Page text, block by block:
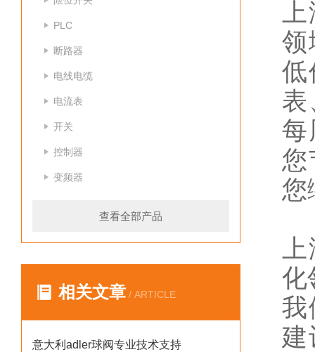
PLC
断路器
电线电缆
电流表
开关
控制器
变频器
查看全部产品
相关文章 / ARTICLE
意大利adler球阀专业技术支持
上
领
低
表
每
您
您
上
化
我
建